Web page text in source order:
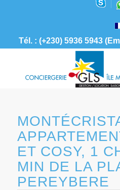
Tél. : (+230) 5936 5943
ET COSY, 1
MIN DE LA
PEREYBERE